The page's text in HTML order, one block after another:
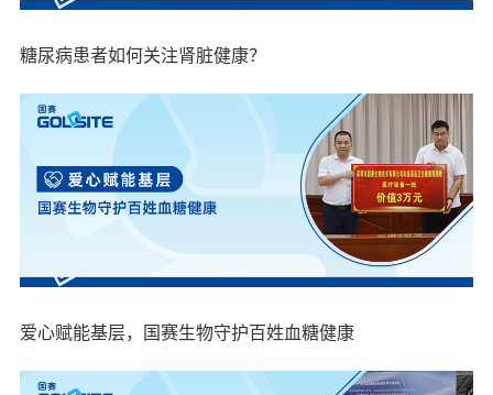
糖尿病患者如何关注肾脏健康？
爱心赋能基层，国赛生物守护百姓血糖健康